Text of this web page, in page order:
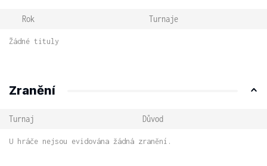
Rok Turnaje
Žádné tituly
Zranění
Turnaj Důvod
U hráče nejsou evidována žádná zranění.